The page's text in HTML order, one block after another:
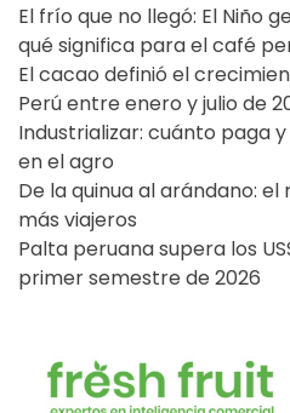
El frío que no llegó: El Niño
qué significa para el café
El cacao definió el
Perú entre enero y julio de
Industrializar: cuánto paga
en el agro
De la quinua al arándano:
más viajeros
Palta peruana supera los
primer semestre de 2026